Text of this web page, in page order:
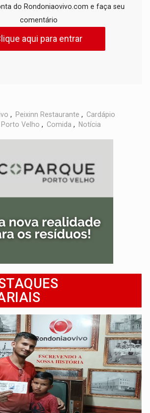
do Rondoniaovivo.com e faça seu
comentário
aqui para entrar
, Peixinn Restaurante , Cardápio
Porto Velho , Comida , Notícia